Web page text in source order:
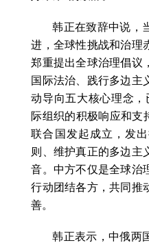
韩正在致辞中说，
进，全球性挑战和治理
郑重提出全球治理倡议
国际法治、践行多边主
动导向五大核心理念，
际组织的积极响应和支
联合国发起成立，发
则、维护真正的多边主
音。中方不仅是全球治
行动团结各方，共同推
善。
韩正表示，中俄两